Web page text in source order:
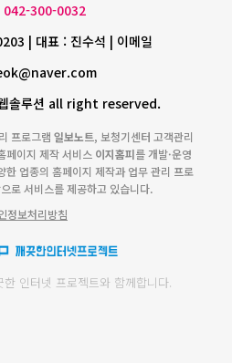
042-300-0032
| 대표 : 진수석 | 이메일
솔루션 all right reserved.
프로그램 일보노트, 보청기센터 고객관리
페이지 제작 서비스 이지홈피를 개발·운영
한 업종의 홈페이지 제작과 업무 관리 프로
로 서비스를 제공하고 있습니다.
정보처리방침
인터넷 프로젝트와 함께합니다.